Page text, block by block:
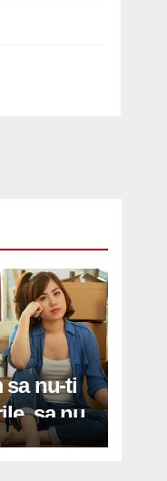
sa nu-ti
sa nu
sau sa